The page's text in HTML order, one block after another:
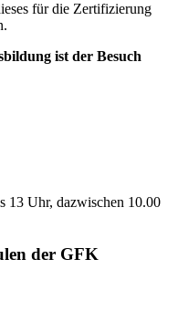
für die Zertifizierung
ist der Besuch
13 Uhr, dazwischen 10.00
der GFK